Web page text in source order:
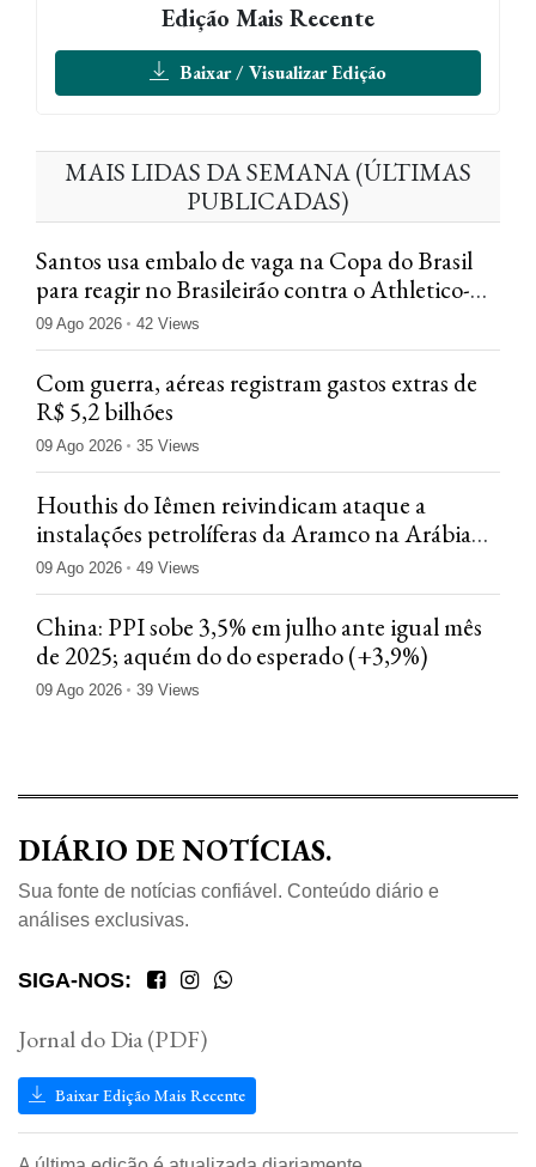
Edição Mais Recente
Baixar / Visualizar Edição
MAIS LIDAS DA SEMANA (ÚLTIMAS
PUBLICADAS)
Santos usa embalo de vaga na Copa do Brasil
para reagir no Brasileirão contra o Athletico-
PR
09 Ago 2026 42 Views
Com guerra, aéreas registram gastos extras de
R$ 5,2 bilhões
09 Ago 2026 35 Views
Houthis do Iêmen reivindicam ataque a
instalações petrolíferas da Aramco na Arábia
Saudita
09 Ago 2026 49 Views
China: PPI sobe 3,5% em julho ante igual mês
de 2025; aquém do do esperado (+3,9%)
09 Ago 2026 39 Views
DIÁRIO DE NOTÍCIAS.
Sua fonte de notícias confiável. Conteúdo diário e
análises exclusivas.
SIGA-NOS:
Jornal do Dia (PDF)
Baixar Edição Mais Recente